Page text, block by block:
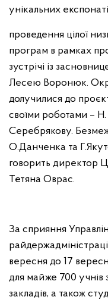
унікальних
проведення цілої
програм в рамках
зустрічі із
Лесею Воронюк.
долучилися до
своїми роботами –
Серебрякову.
О.Данченка та
говорить директор
Тетяна Оврас.
За сприяння
вересня до 17
для майже 700 учнів
закладів, а також